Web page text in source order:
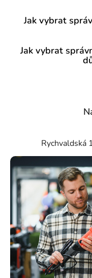
Jak vybrat
Jak vybrat
Rychvaldská